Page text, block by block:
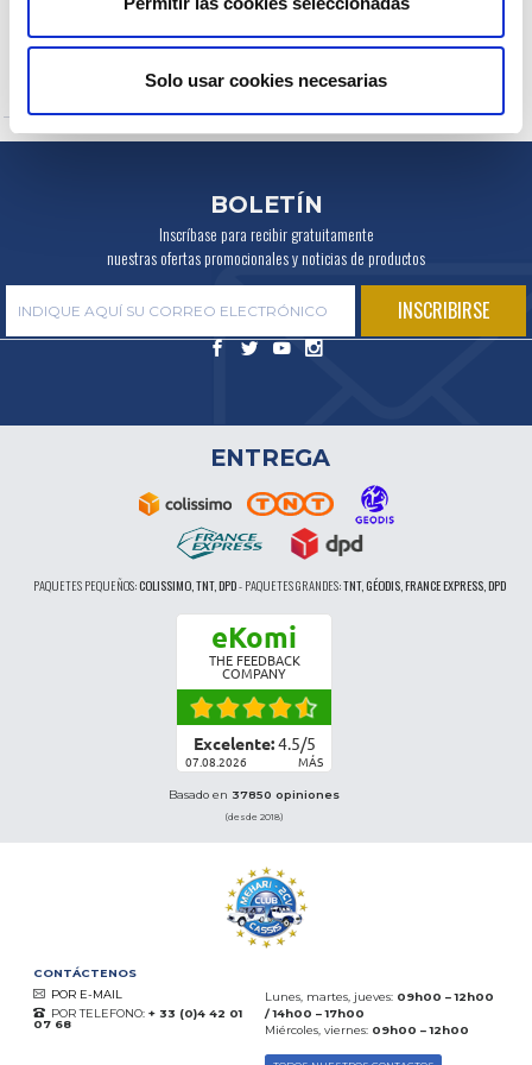
Solo usar cookies necesarias
técnico. También enumera los
números de pieza para cada
vehículo (2CV, Mehari, Dyane).
Interruptor de arranquepara los
(comutador con llave, caja de
contacto antirrobo,
cortacircuitos, etc.).
BOLETÍN
Inscríbase para recibir gratuitamente
nuestras ofertas promocionales y noticias de productos
ENTREGA
PAQUETES PEQUEÑOS:COLISSIMO, TNT, DPD-PAQUETES GRANDES:TNT, GÉODIS, FRANCE EXPRESS, DPD
eKomi
THE FEEDBACK
COMPANY
Excelente:4.5/5
07.08.2026 MÁS
Basado en 37850 opiniones
(desde 2018)
CONTÁCTENOS
POR E-MAIL
POR TELEFONO: + 33 (0)4 42 01
07 68
Lunes, martes, jueves: 09h00 – 12h00
/ 14h00 – 17h00
Miércoles, viernes: 09h00 – 12h00